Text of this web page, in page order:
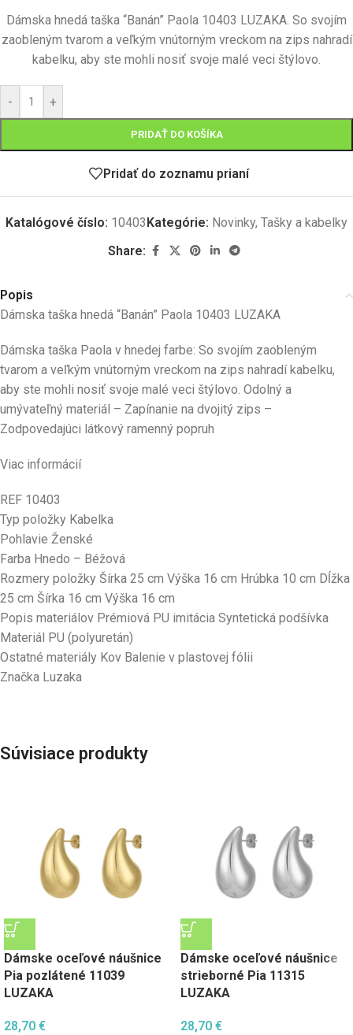
Dámska hnedá taška “Banán” Paola 10403 LUZAKA. So svojím
zaobleným tvarom a veľkým vnútorným vreckom na zips nahradí
kabelku, aby ste mohli nosiť svoje malé veci štýlovo.
- +
PRIDAŤ DO KOŠÍKA
Pridať do zoznamu prianí
Katalógové číslo: 10403 Kategórie: Novinky, Tašky a kabelky
Share:
Popis
Dámska taška hnedá “Banán” Paola 10403 LUZAKA
Dámska taška Paola v hnedej farbe: So svojím zaobleným
tvarom a veľkým vnútorným vreckom na zips nahradí kabelku,
aby ste mohli nosiť svoje malé veci štýlovo. Odolný a
umývateľný materiál – Zapínanie na dvojitý zips –
Zodpovedajúci látkový ramenný popruh
Viac informácií
REF 10403
Typ položky Kabelka
Pohlavie Ženské
Farba Hnedo – Béžová
Rozmery položky Šírka 25 cm Výška 16 cm Hrúbka 10 cm Dĺžka
25 cm Šírka 16 cm Výška 16 cm
Popis materiálov Prémiová PU imitácia Syntetická podšívka
Materiál PU (polyuretán)
Ostatné materiály Kov Balenie v plastovej fólii
Značka Luzaka
Súvisiace produkty
Dámske oceľové náušnice
Pia pozlátené 11039
LUZAKA
28,70 €
Dámske oceľové náušnice
strieborné Pia 11315
LUZAKA
28,70 €